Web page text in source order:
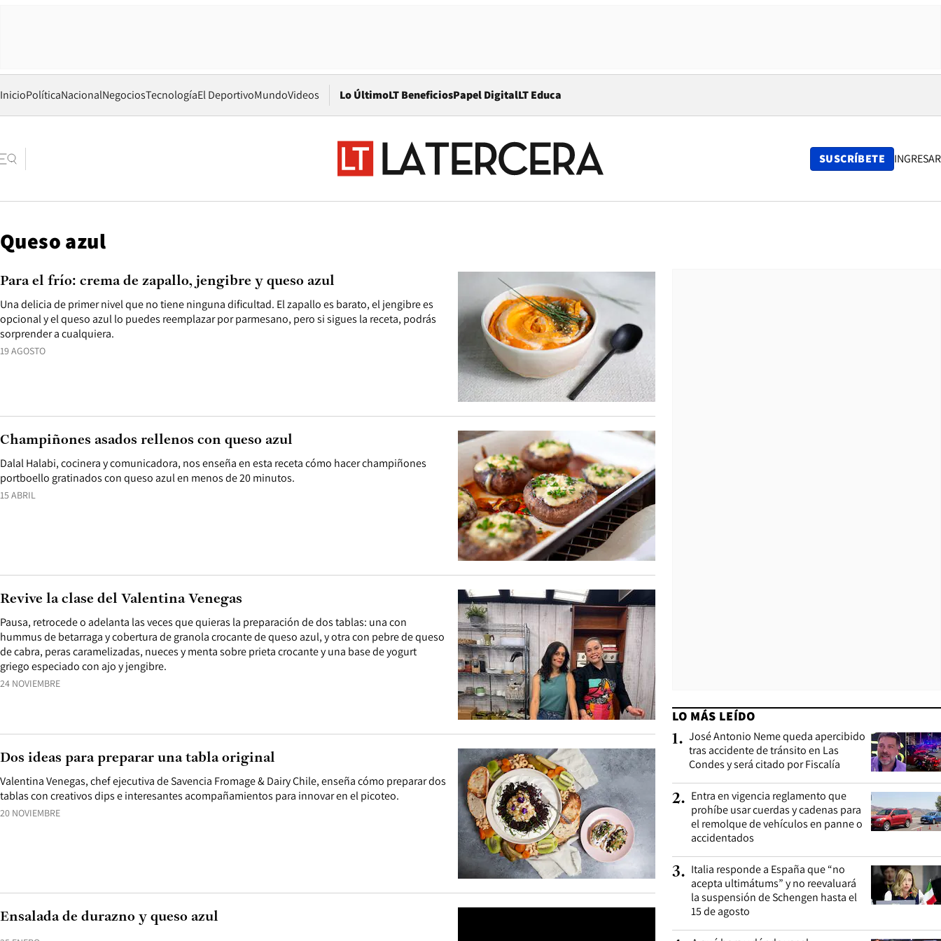
InicioPolíticaNacionalNegociosTecnologíaEl DeportivoMundoVideos Lo ÚltimoLT BeneficiosPapel DigitalOpens in new window
LT Educa
SUSCRÍBETE INGRESAR
Queso azul
19 AGOSTO
Una delicia de primer nivel que no tiene ninguna dificultad. El zapallo es barato, el jengibre es
opcional y el queso azul lo puedes reemplazar por parmesano, pero si sigues la receta, podrás
sorprender a cualquiera.
Para el frío: crema de zapallo, jengibre y queso azul
15 ABRIL
Dalal Halabi, cocinera y comunicadora, nos enseña en esta receta cómo hacer champiñones
portboello gratinados con queso azul en menos de 20 minutos.
Champiñones asados rellenos con queso azul
24 NOVIEMBRE
Pausa, retrocede o adelanta las veces que quieras la preparación de dos tablas: una con
hummus de betarraga y cobertura de granola crocante de queso azul, y otra con pebre de queso
de cabra, peras caramelizadas, nueces y menta sobre prieta crocante y una base de yogurt
griego especiado con ajo y jengibre.
Revive la clase del Valentina Venegas
20 NOVIEMBRE
Valentina Venegas, chef ejecutiva de Savencia Fromage & Dairy Chile, enseña cómo preparar dos
tablas con creativos dips e interesantes acompañamientos para innovar en el picoteo.
Dos ideas para preparar una tabla original
Ensalada de durazno y queso azul
LO MÁS LEÍDO
1. José Antonio Neme queda apercibido
tras accidente de tránsito en Las
Condes y será citado por Fiscalía
2. Entra en vigencia reglamento que
prohíbe usar cuerdas y cadenas para
el remolque de vehículos en panne o
accidentados
3. Italia responde a España que “no
acepta ultimátums” y no reevaluará
la suspensión de Schengen hasta el
15 de agosto